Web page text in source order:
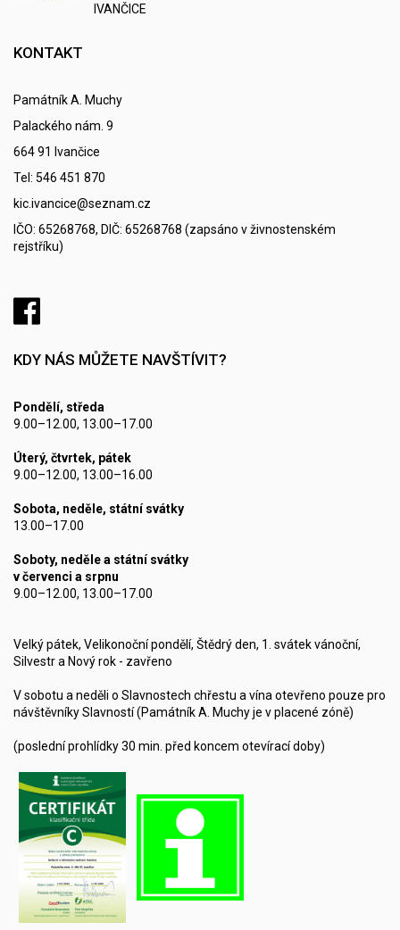
IVANČICE
KONTAKT
Památník A. Muchy
Palackého nám. 9
664 91 Ivančice
Tel: 546 451 870
kic.ivancice@seznam.cz
IČO: 65268768, DIČ: 65268768 (zapsáno v živnostenském
rejstříku)
KDY NÁS MŮŽETE NAVŠTÍVIT?
Pondělí, středa
9.00–12.00, 13.00–17.00
Úterý, čtvrtek, pátek
9.00–12.00, 13.00–16.00
Sobota, neděle, státní svátky
13.00–17.00
Soboty, neděle a státní svátky
v červenci a srpnu
9.00–12.00, 13.00–17.00
Velký pátek, Velikonoční pondělí, Štědrý den, 1. svátek vánoční,
Silvestr a Nový rok - zavřeno
V sobotu a neděli o Slavnostech chřestu a vína otevřeno pouze pro
návštěvníky Slavností (Památník A. Muchy je v placené zóně)
(poslední prohlídky 30 min. před koncem otevírací doby)